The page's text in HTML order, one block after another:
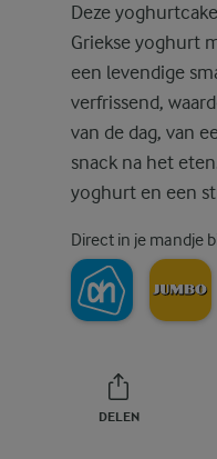
Deze
Griekse yoghurt
een levendige
verfrissend,
van de dag, van
snack na het
yoghurt en een
Direct in je mandje
DELEN